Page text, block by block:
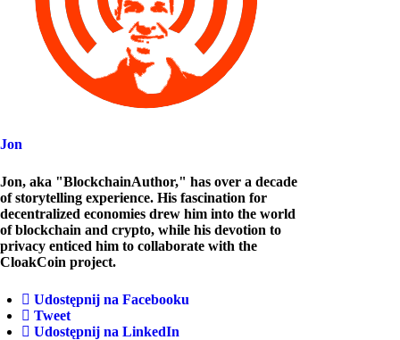
Jon
Jon, aka "BlockchainAuthor," has over a decade
of storytelling experience. His fascination for
decentralized economies drew him into the world
of blockchain and crypto, while his devotion to
privacy enticed him to collaborate with the
CloakCoin project.
Udostępnij na Facebooku
Tweet
Udostępnij na LinkedIn